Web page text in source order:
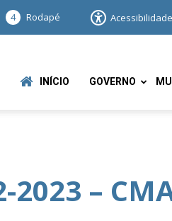
4 Rodapé Acessibilidade
INÍCIO GOVERNO
2023 –